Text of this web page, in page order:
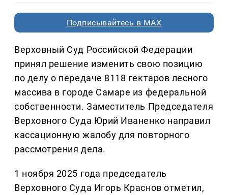
Подписывайтесь в MAX
Верховный Суд Российской Федерации
принял решение изменить свою позицию
по делу о передаче 8118 гектаров лесного
массива в городе Самаре из федеральной
собственности. Заместитель Председателя
Верховного Суда Юрий Иваненко направил
кассационную жалобу для повторного
рассмотрения дела.
1 ноября 2025 года председатель
Верховного Суда Игорь Краснов отметил,